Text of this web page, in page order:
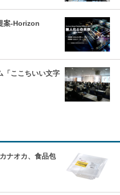
案-Horizon
「ここちいい文字
ナオカ、食品包